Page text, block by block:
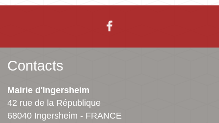
Contacts
Mairie d'Ingersheim
42 rue de la République
68040 Ingersheim - FRANCE